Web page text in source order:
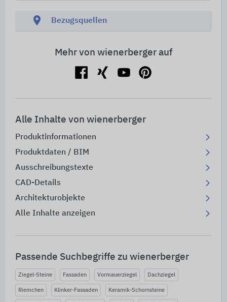
location_on Bezugsquellen
Mehr von wienerberger auf
Alle Inhalte von wienerberger
Produktinformationen
Produktdaten / BIM
Ausschreibungstexte
CAD-Details
Architekturobjekte
Alle Inhalte anzeigen
Passende Suchbegriffe zu wienerberger
Ziegel-Steine Fassaden Vormauerziegel Dachziegel
Riemchen Klinker-Fassaden Keramik-Schornsteine